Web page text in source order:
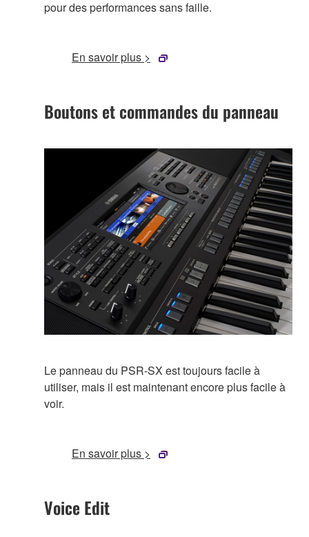
pour des performances sans faille.
En savoir plus >
Boutons et commandes du panneau
Le panneau du PSR-SX est toujours facile à
utiliser, mais il est maintenant encore plus facile à
voir.
En savoir plus >
Voice Edit